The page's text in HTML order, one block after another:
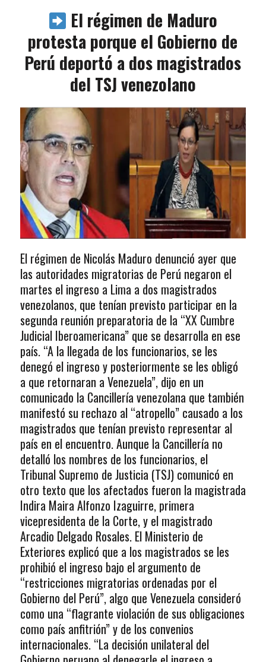
El régimen de Maduro
protesta porque el Gobierno de
Perú deportó a dos magistrados
del TSJ venezolano
El régimen de Nicolás Maduro denunció ayer que
las autoridades migratorias de Perú negaron el
martes el ingreso a Lima a dos magistrados
venezolanos, que tenían previsto participar en la
segunda reunión preparatoria de la “XX Cumbre
Judicial Iberoamericana” que se desarrolla en ese
país. “A la llegada de los funcionarios, se les
denegó el ingreso y posteriormente se les obligó
a que retornaran a Venezuela”, dijo en un
comunicado la Cancillería venezolana que también
manifestó su rechazo al “atropello” causado a los
magistrados que tenían previsto representar al
país en el encuentro. Aunque la Cancillería no
detalló los nombres de los funcionarios, el
Tribunal Supremo de Justicia (TSJ) comunicó en
otro texto que los afectados fueron la magistrada
Indira Maira Alfonzo Izaguirre, primera
vicepresidenta de la Corte, y el magistrado
Arcadio Delgado Rosales. El Ministerio de
Exteriores explicó que a los magistrados se les
prohibió el ingreso bajo el argumento de
“restricciones migratorias ordenadas por el
Gobierno del Perú”, algo que Venezuela consideró
como una “flagrante violación de sus obligaciones
como país anfitrión” y de los convenios
internacionales. “La decisión unilateral del